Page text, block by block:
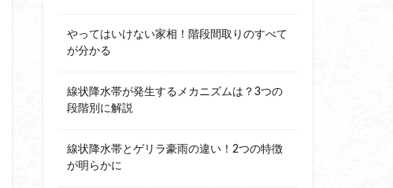
やってはいけない家相！階段間取りのすべて
が分かる
線状降水帯が発生するメカニズムは？3つの
段階別に解説
線状降水帯とゲリラ豪雨の違い！2つの特徴
が明らかに